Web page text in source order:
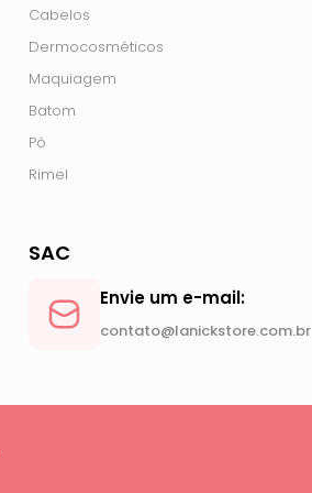
Cabelos
Dermocosméticos
Maquiagem
Batom
Pó
Rimel
SAC
Envie um e-mail:
contato@lanickstore.com.br